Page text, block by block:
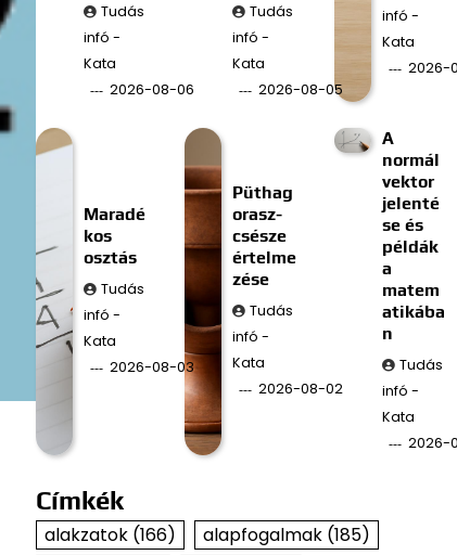
Tudás
infó -
Kata
2026-08-06
Tudás
infó -
Kata
2026-08-05
infó -
Kata
2026-
Maradé
kos
osztás
Tudás
infó -
Kata
2026-08-03
Püthag
orasz-
csésze
értelme
zése
Tudás
infó -
Kata
2026-08-02
A
normál
vektor
jelenté
se és
példák
a
matem
atikába
n
Tudás
infó -
Kata
2026-
Címkék
alakzatok(166) alapfogalmak(185)